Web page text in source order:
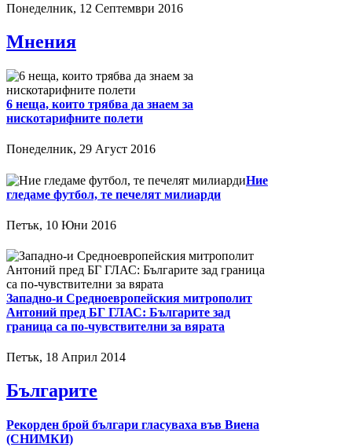
Понеделник, 12 Септември 2016
Мнения
6 неща, които трябва да знаем за
нискотарифните полети
Понеделник, 29 Агуст 2016
Ние
гледаме футбол, те печелят милиарди
Петък, 10 Юни 2016
Западно-и Средноевропейския митрополит
Антоний пред БГ ГЛАС: Българите зад
граница са по-чувствителни за вярата
Петък, 18 Април 2014
Българите
Рекорден брой българи гласуваха във Виена
(СНИМКИ)